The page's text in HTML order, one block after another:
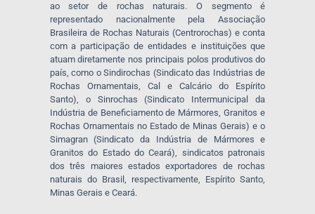
ao setor de rochas naturais. O segmento é
representado nacionalmente pela Associação
Brasileira de Rochas Naturais (Centrorochas) e conta
com a participação de entidades e instituições que
atuam diretamente nos principais polos produtivos do
país, como o Sindirochas (Sindicato das Indústrias de
Rochas Ornamentais, Cal e Calcário do Espírito
Santo), o Sinrochas (Sindicato Intermunicipal da
Indústria de Beneficiamento de Mármores, Granitos e
Rochas Ornamentais no Estado de Minas Gerais) e o
Simagran (Sindicato da Indústria de Mármores e
Granitos do Estado do Ceará), sindicatos patronais
dos três maiores estados exportadores de rochas
naturais do Brasil, respectivamente, Espírito Santo,
Minas Gerais e Ceará.